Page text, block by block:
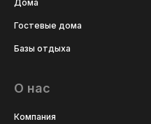
Дома
Гостевые дома
Базы отдыха
О нас
Компания